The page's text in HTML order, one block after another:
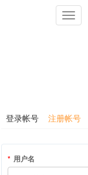
登录帐号 注册帐号
用户名